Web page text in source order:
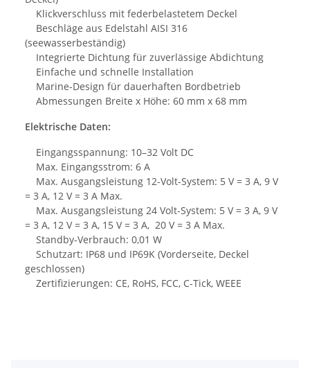
Klickverschluss mit federbelastetem Deckel
Beschläge aus Edelstahl AISI 316
(seewasserbeständig)
Integrierte Dichtung für zuverlässige Abdichtung
Einfache und schnelle Installation
Marine-Design für dauerhaften Bordbetrieb
Abmessungen Breite x Höhe: 60 mm x 68 mm
Elektrische Daten:
Eingangsspannung: 10–32 Volt DC
Max. Eingangsstrom: 6 A
Max. Ausgangsleistung 12-Volt-System: 5 V = 3 A, 9 V
= 3 A, 12 V = 3 A Max.
Max. Ausgangsleistung 24 Volt-System: 5 V = 3 A, 9 V
= 3 A, 12 V = 3 A, 15 V = 3 A, 20 V = 3 A Max.
Standby-Verbrauch: 0,01 W
Schutzart: IP68 und IP69K (Vorderseite, Deckel
geschlossen)
Zertifizierungen: CE, RoHS, FCC, C-Tick, WEEE